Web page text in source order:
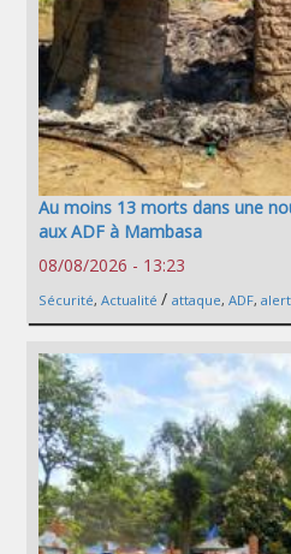
Au moins 13 morts dans une
aux ADF à Mambasa
08/08/2026 - 13:23
Sécurité, Actualité / attaque, ADF,